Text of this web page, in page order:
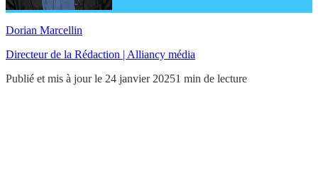
Dorian Marcellin
Directeur de la Rédaction | Alliancy média
Publié et mis à jour le 24 janvier 20251 min de lecture